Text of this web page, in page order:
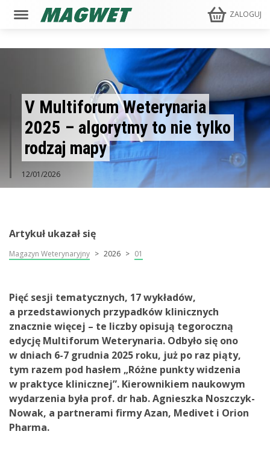
ZALOGUJ
V Multiforum Weterynaria
2025 – algorytmy to nie tylko
rodzaj mapy
12/01/2026
Artykuł ukazał się
Magazyn Weterynaryjny 2026 01
Pięć sesji tematycznych, 17 wykładów,
a przedstawionych przypadków klinicznych
znacznie więcej – te liczby opisują tegoroczną
edycję Multiforum Weterynaria. Odbyło się ono
w dniach 6-7 grudnia 2025 roku, już po raz piąty,
tym razem pod hasłem „Różne punkty widzenia
w praktyce klinicznej”. Kierownikiem naukowym
wydarzenia była prof. dr hab. Agnieszka Noszczyk-
Nowak, a partnerami firmy Azan, Medivet i Orion
Pharma.